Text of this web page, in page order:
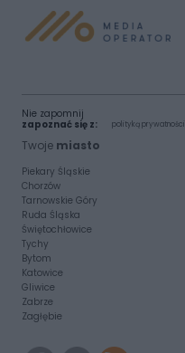
Nie zapomnij
zapoznać się z:
polityką prywatności
Twoje miasto
Piekary Śląskie
Chorzów
Tarnowskie Góry
Ruda Śląska
Świętochłowice
Tychy
Bytom
Katowice
Gliwice
Zabrze
Zagłębie